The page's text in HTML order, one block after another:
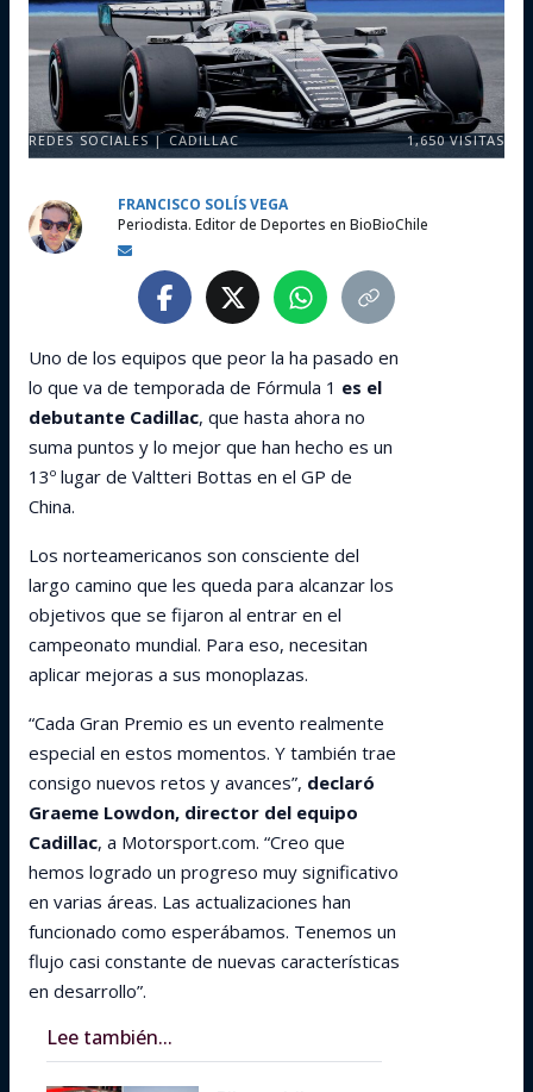
REDES SOCIALES | CADILLAC 1,650VISITAS
FRANCISCO SOLÍS VEGA
Periodista. Editor de Deportes en BioBioChile
Uno de los equipos que peor la ha pasado en
lo que va de temporada de Fórmula 1 es el
debutante Cadillac, que hasta ahora no
suma puntos y lo mejor que han hecho es un
13º lugar de Valtteri Bottas en el GP de
China.
Los norteamericanos son consciente del
largo camino que les queda para alcanzar los
objetivos que se fijaron al entrar en el
campeonato mundial. Para eso, necesitan
aplicar mejoras a sus monoplazas.
“Cada Gran Premio es un evento realmente
especial en estos momentos. Y también trae
consigo nuevos retos y avances”, declaró
Graeme Lowdon, director del equipo
Cadillac, a Motorsport.com. “Creo que
hemos logrado un progreso muy significativo
en varias áreas. Las actualizaciones han
funcionado como esperábamos. Tenemos un
flujo casi constante de nuevas características
en desarrollo”.
Lee también...